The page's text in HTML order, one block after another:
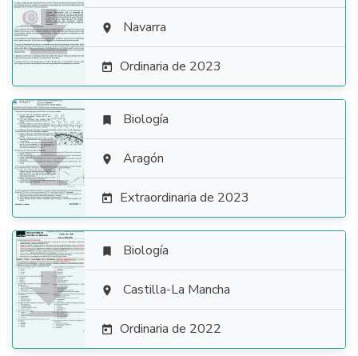
  Navarra
 Ordinaria de 2023

 Biología
 Aragón
 Extraordinaria de 2023

 Biología
 Castilla-La Mancha
 Ordinaria de 2022